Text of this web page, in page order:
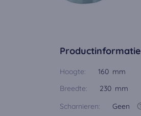
Productinformatie
Hoogte:
160 mm
Breedte:
230 mm
Scharnieren:
Geen